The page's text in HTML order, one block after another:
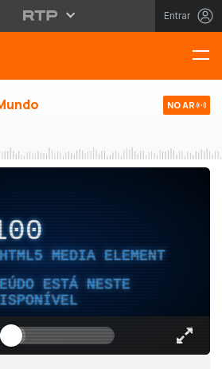
Entrar
NO AR
MEDIA ELEMENT
ESTÁ NESTE